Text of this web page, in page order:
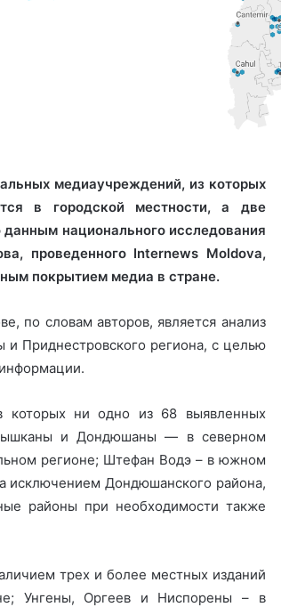
медиаучреждений, из которых
в городской местности, а две
национального исследования
проведенного Internews Moldova,
покрытием медиа в стране.
по словам авторов, является анализ
Приднестровского региона, с целью
которых ни одно из 68 выявленных
и Дондюшаны — в северном
регионе; Штефан Водэ – в южном
исключением Дондюшанского района,
районы при необходимости также
трех и более местных изданий
Унгены, Оргеев и Ниспорены – в